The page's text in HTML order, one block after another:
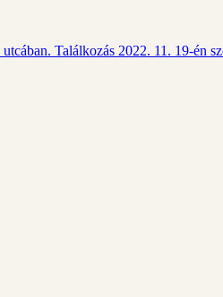
Találkozás 2022. 11. 19-én